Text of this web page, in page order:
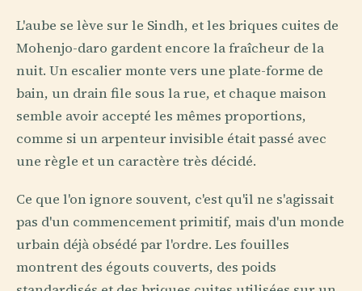
L'aube se lève sur le Sindh, et les briques cuites de
Mohenjo-daro gardent encore la fraîcheur de la
nuit. Un escalier monte vers une plate-forme de
bain, un drain file sous la rue, et chaque maison
semble avoir accepté les mêmes proportions,
comme si un arpenteur invisible était passé avec
une règle et un caractère très décidé.
Ce que l'on ignore souvent, c'est qu'il ne s'agissait
pas d'un commencement primitif, mais d'un monde
urbain déjà obsédé par l'ordre. Les fouilles
montrent des égouts couverts, des poids